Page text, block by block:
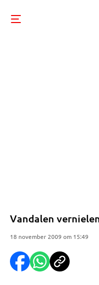
Vandalen
18 november 2009 om 15:49